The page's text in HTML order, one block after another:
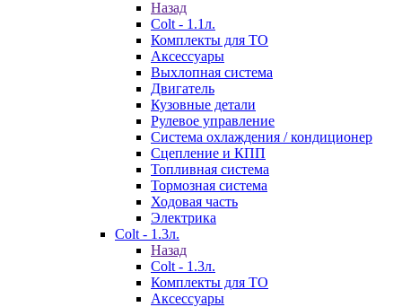
Назад
Colt - 1.1л.
Комплекты для ТО
Аксессуары
Выхлопная система
Двигатель
Кузовные детали
Рулевое управление
Система охлаждения / кондиционер
Сцепление и КПП
Топливная система
Тормозная система
Ходовая часть
Электрика
Colt - 1.3л.
Назад
Colt - 1.3л.
Комплекты для ТО
Аксессуары